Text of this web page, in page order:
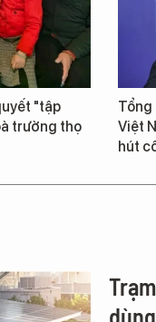
"tập
trường thọ
Tổng
Việt
hút